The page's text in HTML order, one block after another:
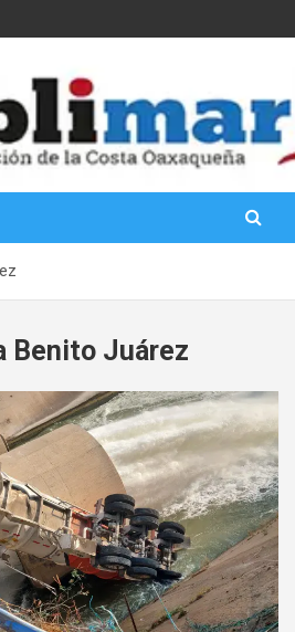
Benito Juárez